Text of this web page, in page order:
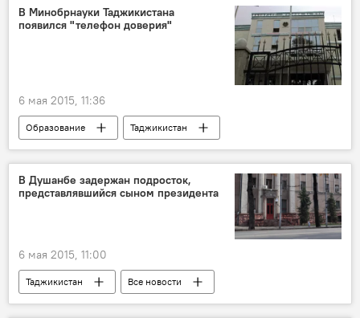
Раджабали Рахмонали
талибы
ГКНБ Таджикистана
ОДКБ
В Минобрнауки Таджикистана
появился "телефон доверия"
6 мая 2015, 11:36
Образование
Таджикистан
Все новости
Минобрнауки Таджикистана
В Душанбе задержан подросток,
представлявшийся сыном президента
6 мая 2015, 11:00
Таджикистан
Все новости
Хушдил Курбонов
Сабзали Маджидов